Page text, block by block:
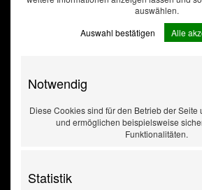
auswählen.
Auswahl bestätigen
Alle
Notwendig
Diese Cookies sind für den Betrieb der Seite
und ermöglichen beispielsweise
Funktionalitäten.
Statistik